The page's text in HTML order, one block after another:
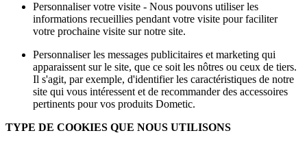
Personnaliser votre visite - Nous pouvons utiliser les
informations recueillies pendant votre visite pour faciliter
votre prochaine visite sur notre site.
Personnaliser les messages publicitaires et marketing qui
apparaissent sur le site, que ce soit les nôtres ou ceux de tiers.
Il s'agit, par exemple, d'identifier les caractéristiques de notre
site qui vous intéressent et de recommander des accessoires
pertinents pour vos produits Dometic.
TYPE DE COOKIES QUE NOUS UTILISONS